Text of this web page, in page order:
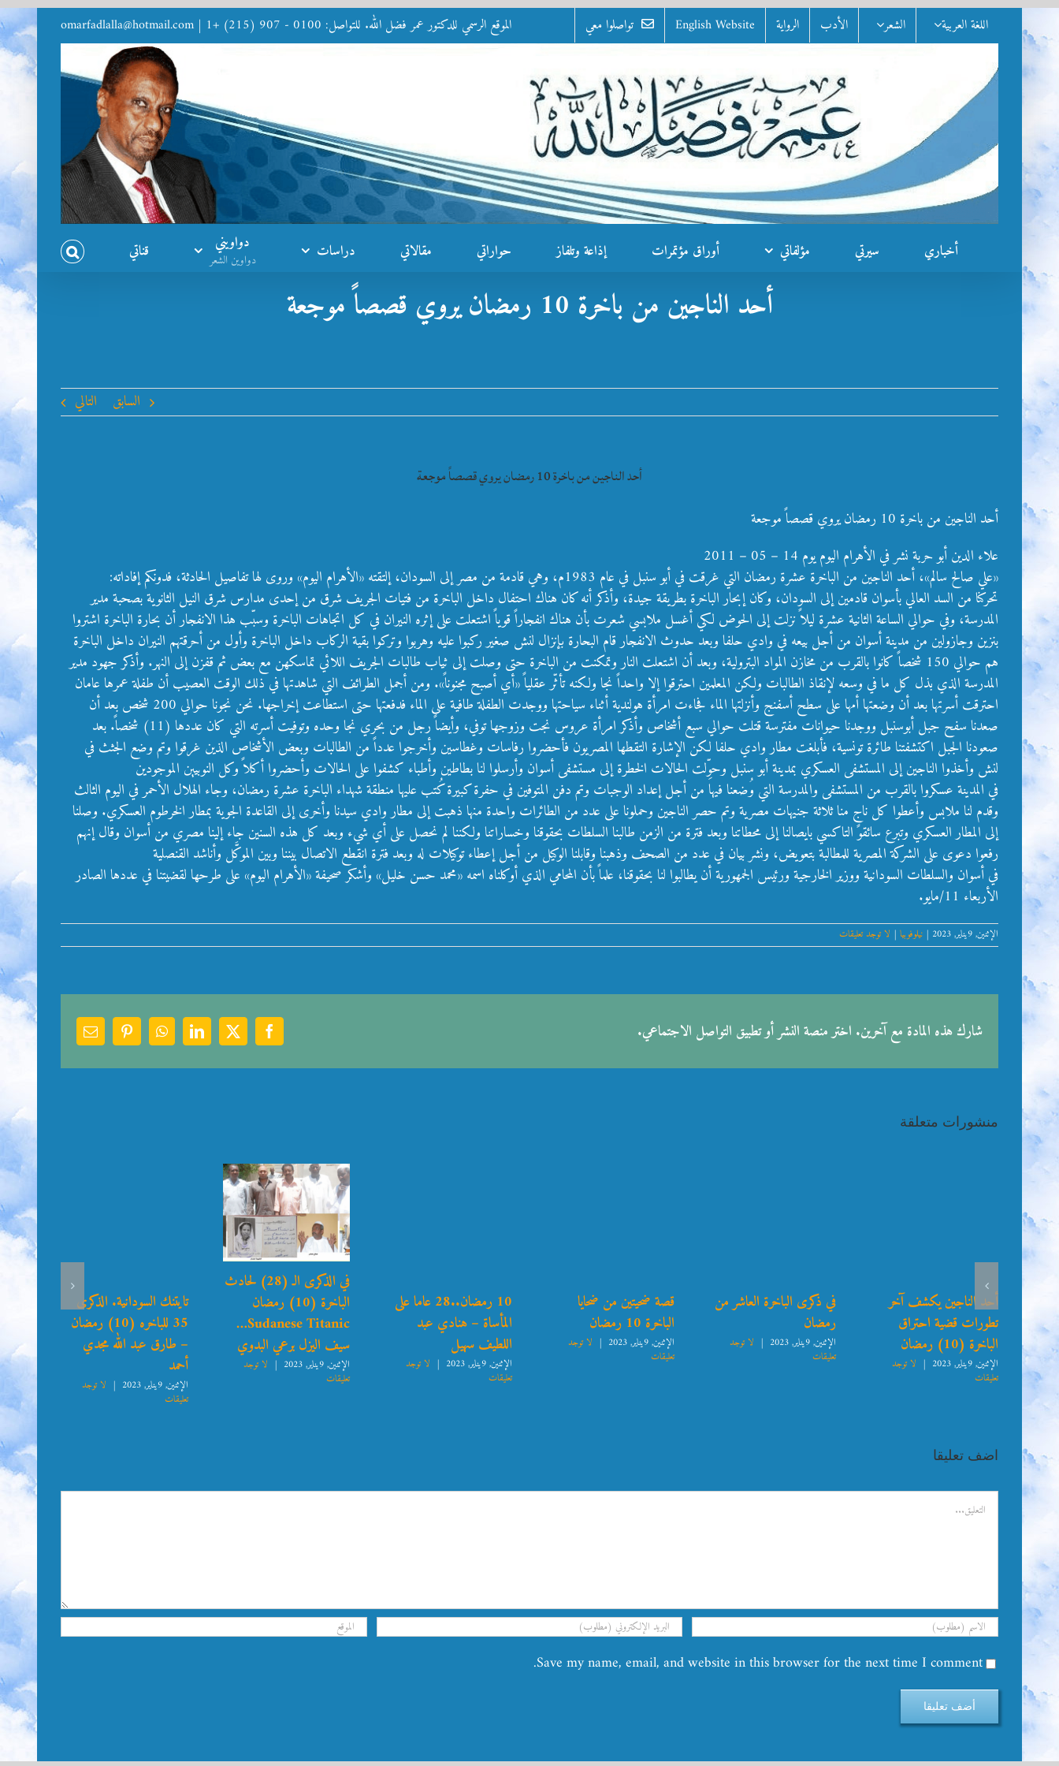
to
content
اللغة العربية الشعر الأدب الرواية English Website تواصلوا معي الموقع الرسمي للدكتور عمر فضل الله. للتواصل: 0100 - 907 (215) +1 |
omarfadlalla@hotmail.com
أخباري سيرتي مؤلفاتي أوراق مؤتمرات إذاعة وتلفاز حواراتي مقالاتي دراسات دواويني
دواوين الشعر قناتي
أحد الناجين من باخرة 10 رمضان يروي قصصاً موجعة
السابق التالي
أحد الناجين من باخرة 10 رمضان يروي قصصاً موجعة
أحد الناجين من باخرة 10 رمضان يروي قصصاً موجعة
علاء الدين أبو حربةنشر في الأهرام اليوم يوم 14 – 05 – 2011
«علي صالح سالم»، أحد الناجين من الباخرة عشرة رمضان التي غرقت في أبو سنبل في عام 1983م، وهي قادمة من مصر إلى السودان، إلتقته «الأهرام اليوم» وروى لها تفاصيل الحادثة، فدونكم إفاداته:
تحركنا من السد العالي بأسوان قادمين إلى السودان، وكان إبحار الباخرة بطريقة جيدة، وأذكر أنه كان هناك احتفال داخل الباخرة من فتيات الجريف شرق من إحدى مدارس شرق النيل الثانوية بصحبة مدير
المدرسة، وفي حوالي الساعة الثانية عشرة ليلاً نزلت إلى الحوض لكي أغسل ملابسي شعرت بأن هناك انفجاراً قوياً اشتعلت على إثره النيران في كل اتجاهات الباخرة وسبّب هذا الانفجار أن بحارة الباخرة اشتروا
بنزين وجازولين من مدينة أسوان من أجل بيعه في وادي حلفا وبعد حدوث الانفجار قام البحارة بإنزال لنش صغير ركبوا عليه وهربوا وتركوا بقية الركاب داخل الباخرة وأول من أحرقتهم النيران داخل الباخرة
هم حوالي 150 شخصاً كانوا بالقرب من مخازن المواد البترولية، وبعد أن اشتعلت النار وتمكنت من الباخرة حتى وصلت إلى ثياب طالبات الجريف اللائي تماسكهن مع بعض ثم قفزن إلى النهر. وأذكر جهود مدير
المدرسة الذي بذل كل ما في وسعه لإنقاذ الطالبات ولكن المعلمين احترقوا إلا واحداً نجا ولكنه تأثّر عقلياً «أي أصبح مجنوناً». ومن أجمل الطرائف التي شاهدتها في ذلك الوقت العصيب أن طفلة عمرها عامان
احترقت أسرتها بعد أن وضعتها أمها على سطح أسفنج وأنزلتها الماء فجاءت امرأة هولندية أثناء سياحتها ووجدت الطفلة طافية على الماء فدفعتها حتى استطاعت إخراجها. نحن نجونا حوالي 200 شخص بعد أن
صعدنا سفح جبل أبوسنبل ووجدنا حيوانات مفترسة قتلت حوالي سبع أشخاص وأذكر امرأة عروس نجت وزوجها توفي، وأيضاً رجل من بحري نجا وحده وتوفيت أسرته التي كان عددها (11) شخصاً. بعد
صعودنا الجبل اكتشفتنا طائرة تونسية، فأبلغت مطار وادي حلفا لكن الإشارة التقطها المصريون فأحضروا رفاسات وغطاسين وأخرجوا عدداً من الطالبات وبعض الأشخاص الذين غرقوا وتم وضع الجثث في
لنش وأخذوا الناجين إلى المستشفى العسكري بمدينة أبو سنبل وحوِّلت الحالات الخطرة إلى مستشفى أسوان وأرسلوا لنا بطاطين وأطباء كشفوا على الحالات وأحضروا أكلاً وكل النوبيين الموجودين
في المدينة عسكروا بالقرب من المستشفى والمدرسة التي وُضعنا فيها من أجل إعداد الوجبات وتم دفن المتوفين في حفرة كبيرة كُتب عليها منطقة شهداء الباخرة عشرة رمضان، وجاء الهلال الأحمر في اليوم الثالث
وقدم لنا ملابس وأعطوا كل ناجٍ منا ثلاثة جنيهات مصرية وتم حصر الناجين وحملونا على عدد من الطائرات واحدة منها ذهبت إلى مطار وادي سيدنا وأخرى إلى القاعدة الجوية بمطار الخرطوم العسكري. وصلنا
إلى المطار العسكري وتبرع سائقو التاكسي بايصالنا إلى محطاتنا وبعد فترة من الزمن طالبنا السلطات بحقوقنا وخساراتنا ولكننا لم نحصل على أي شيء وبعد كل هذه السنين جاء إلينا مصري من أسوان وقال إنهم
رفعوا دعوى على الشركة المصرية للمطالبة بتعويض، ونشر بيان في عدد من الصحف وذهبنا وقابلنا الوكيل من أجل إعطاء توكيلات له وبعد فترة انقطع الاتصال بيننا وبين الموكَّل وأناشد القنصلية
في أسوان والسلطات السودانية ووزير الخارجية ورئيس الجمهورية أن يطالبوا لنا بحقوقنا، علماً بأن المحامي الذي أوكلناه اسمه «محمد حسن خليل» وأشكر صحيفة «الأهرام اليوم» على طرحها لقضيتنا في عددها الصادر
الأربعاء 11/مايو.
الإثنين, 9يناير, 2023 | نيلوفوبيا | لا توجد تعليقات
شارك هذه المادة مع آخرين. اختر منصة النشر أو تطبيق التواصل الاجتماعي. Facebook
X
LinkedIn
WhatsApp
Pinterest
Email
منشورات متعلقة
أحد الناجين يكشف آخر
تطورات قضية احتراق
الباخرة (10) رمضان
الإثنين, 9يناير, 2023 | لا توجد
تعليقات
في ذكرى الباخرة العاشر من
رمضان
الإثنين, 9يناير, 2023 | لا توجد
تعليقات
قصة ضحيتين من ضحايا
الباخرة 10 رمضان
الإثنين, 9يناير, 2023 | لا توجد
تعليقات
10 رمضان..28 عاما على
المأساة – هنادي عبد
اللطيف سهيل
الإثنين, 9يناير, 2023 | لا توجد
تعليقات
في الذكرى الـ (28) لحادث
الباخرة (10) رمضان
Sudanese Titanic…
سيف اليزل برعي البدوي
الإثنين, 9يناير, 2023 | لا توجد
تعليقات
تايتنك السودانية. الذكرى
35 للباخره (10) رمضان
– طارق عبد الله مجدي
أحمد
الإثنين, 9يناير, 2023 | لا توجد
تعليقات
الإثنين, 9يناير, 2023
اضف تعليقا
تعليق
Save my name, email, and website in this browser for the next time I comment.